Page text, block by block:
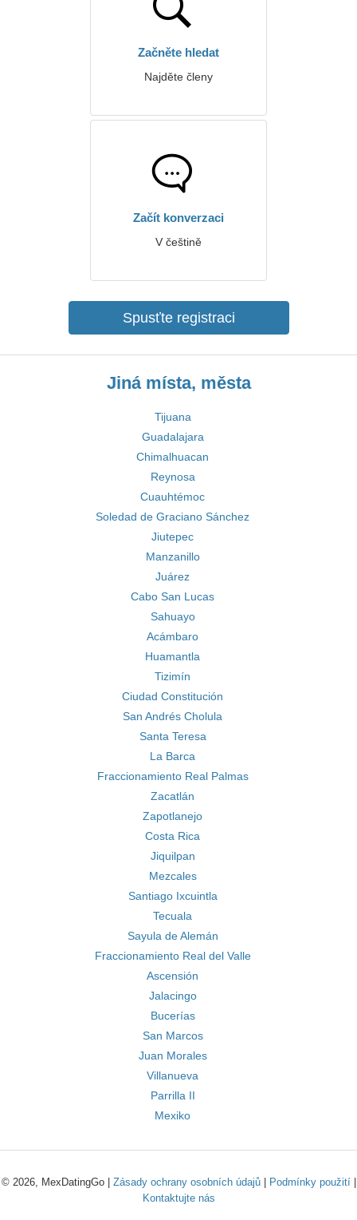
Začněte hledat
Najděte členy
Začít konverzaci
V češtině
Spusťte registraci
Jiná místa, města
Tijuana
Guadalajara
Chimalhuacan
Reynosa
Cuauhtémoc
Soledad de Graciano Sánchez
Jiutepec
Manzanillo
Juárez
Cabo San Lucas
Sahuayo
Acámbaro
Huamantla
Tizimín
Ciudad Constitución
San Andrés Cholula
Santa Teresa
La Barca
Fraccionamiento Real Palmas
Zacatlán
Zapotlanejo
Costa Rica
Jiquilpan
Mezcales
Santiago Ixcuintla
Tecuala
Sayula de Alemán
Fraccionamiento Real del Valle
Ascensión
Jalacingo
Bucerías
San Marcos
Juan Morales
Villanueva
Parrilla II
Mexiko
© 2026, MexDatingGo | Zásady ochrany osobních údajů| Podmínky použití|
Kontaktujte nás